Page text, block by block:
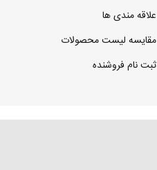
علاقه مندی ها
مقایسه لیست محصولات
ثبت نام فروشنده